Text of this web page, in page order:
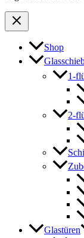
Shop
1-
2-
Glastüren